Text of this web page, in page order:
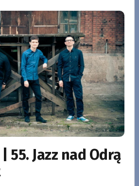
55. Jazz nad Odrą